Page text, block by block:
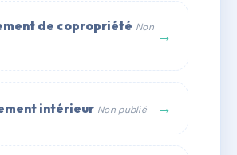
de copropriété Non →
intérieur Non publié →